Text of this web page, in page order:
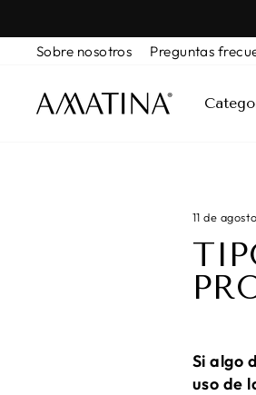
directamente
Sobre nosotros
Preguntas
11 de
Si algo
uso de